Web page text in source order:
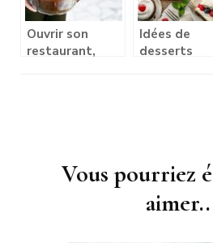
Ouvrir son
restaurant,
Idées de
desserts
Vous pourriez